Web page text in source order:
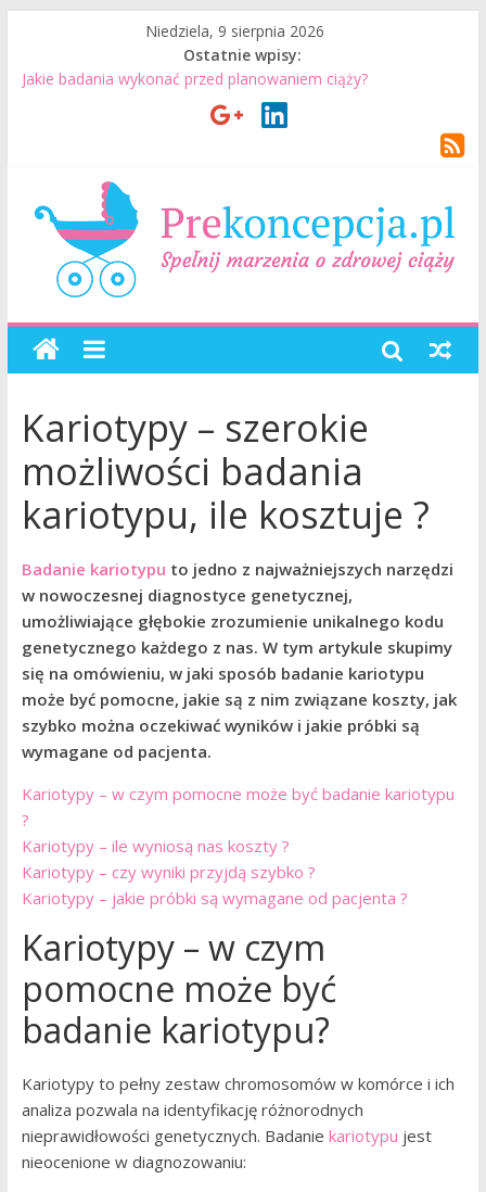
Niedziela, 9 sierpnia 2026
Ostatnie wpisy:
Jakie badania wykonać przed planowaniem ciąży?
Jak mężczyzna może przygotować się do ciąży? 7 rzeczy, które
specjalistą?
Planowanie ciąży. Jak planować ciążę? Jak przygotować się do
Kariotypy – szerokie
możliwości badania
kariotypu, ile kosztuje ?
Badanie kariotypu to jedno z najważniejszych narzędzi
w nowoczesnej diagnostyce genetycznej,
umożliwiające głębokie zrozumienie unikalnego kodu
genetycznego każdego z nas. W tym artykule skupimy
się na omówieniu, w jaki sposób badanie kariotypu
może być pomocne, jakie są z nim związane koszty, jak
szybko można oczekiwać wyników i jakie próbki są
wymagane od pacjenta.
Kariotypy – w czym pomocne może być badanie kariotypu
?
Kariotypy – ile wyniosą nas koszty ?
Kariotypy – czy wyniki przyjdą szybko ?
Kariotypy – jakie próbki są wymagane od pacjenta ?
Kariotypy – w czym
pomocne może być
badanie kariotypu?
Kariotypy to pełny zestaw chromosomów w komórce i ich
analiza pozwala na identyfikację różnorodnych
nieprawidłowości genetycznych. Badanie kariotypu jest
nieocenione w diagnozowaniu: